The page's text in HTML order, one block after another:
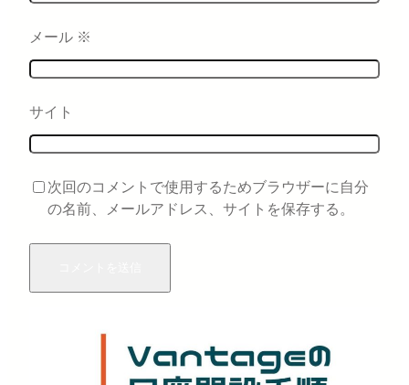
メール ※
サイト
次回のコメントで使用するためブラウザーに自分
の名前、メールアドレス、サイトを保存する。